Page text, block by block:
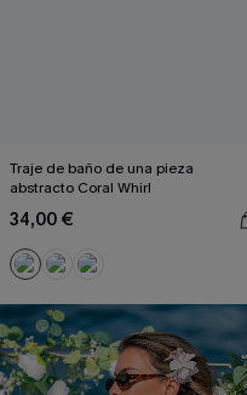
Traje de baño de una pieza
abstracto Coral Whirl
34,00 €